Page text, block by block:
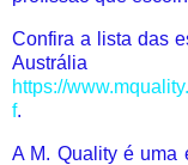
Confira a lista das
https://
f.
A M. Quality é uma